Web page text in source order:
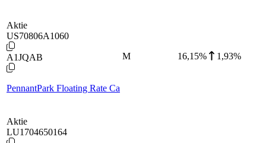
Aktie
US70806A1060
A1JQAB
PennantPark Floating Rate Ca
M 16,15% 1,93%
Aktie
LU1704650164